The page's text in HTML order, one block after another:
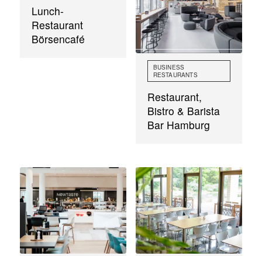
Lunch-
Restaurant
Börsencafé
BUSINESS
RESTAURANTS
Restaurant,
Bistro & Barista
Bar Hamburg